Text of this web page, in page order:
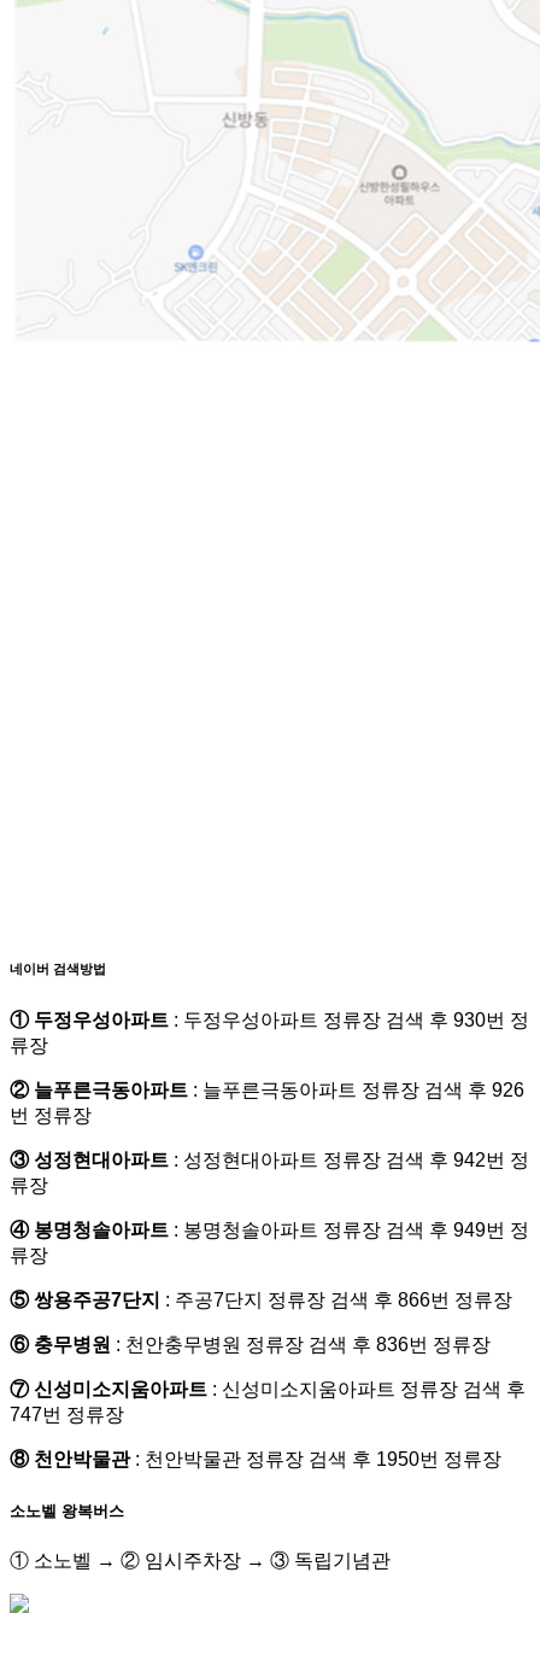
네이버 검색방법
① 두정우성아파트 : 두정우성아파트 정류장 검색 후 930번 정
류장
② 늘푸른극동아파트 : 늘푸른극동아파트 정류장 검색 후 926
번 정류장
③ 성정현대아파트 : 성정현대아파트 정류장 검색 후 942번 정
류장
④ 봉명청솔아파트 : 봉명청솔아파트 정류장 검색 후 949번 정
류장
⑤ 쌍용주공7단지 : 주공7단지 정류장 검색 후 866번 정류장
⑥ 충무병원 : 천안충무병원 정류장 검색 후 836번 정류장
⑦ 신성미소지움아파트 : 신성미소지움아파트 정류장 검색 후
747번 정류장
⑧ 천안박물관: 천안박물관 정류장 검색 후 1950번 정류장
소노벨 왕복버스
① 소노벨 → ② 임시주차장 → ③ 독립기념관